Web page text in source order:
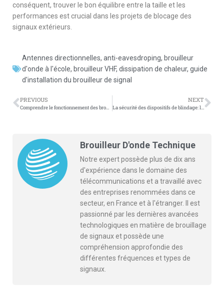
conséquent, trouver le bon équilibre entre la taille et les
performances est crucial dans les projets de blocage des
signaux extérieurs.
Antennes directionnelles, anti-eavesdroping, brouilleur
d'onde à l'école, brouilleur VHF, dissipation de chaleur, guide
d'installation du brouilleur de signal
PREVIOUS NEXT
Brouilleur D'onde Technique
Notre expert possède plus de dix ans
d'expérience dans le domaine des
télécommunications et a travaillé avec
des entreprises renommées dans ce
secteur, en France et à l'étranger. Il est
passionné par les dernières avancées
technologiques en matière de brouillage
de signaux et possède une
compréhension approfondie des
différentes fréquences et types de
signaux.